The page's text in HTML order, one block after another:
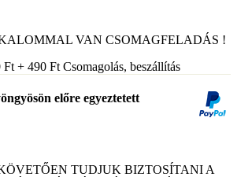
VAN CSOMAGFELADÁS !
Ft + 490 Ft Csomagolás, beszállítás
előre egyeztetett
TUDJUK BIZTOSÍTANI A